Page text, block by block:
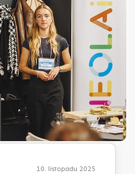
10. listopadu 2025